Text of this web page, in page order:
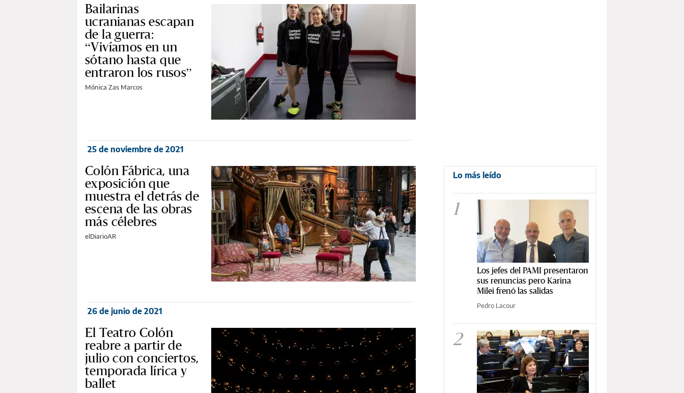
Bailarinas
ucranianas escapan
de la guerra:
“Vivíamos en un
sótano hasta que
entraron los rusos”
Mónica Zas Marcos
25 de noviembre de 2021
Colón Fábrica, una
exposición que
muestra el detrás de
escena de las obras
más célebres
elDiarioAR
26 de junio de 2021
El Teatro Colón
reabre a partir de
julio con conciertos,
temporada lírica y
ballet
Lo más leído
1
Los jefes del PAMI presentaron
sus renuncias pero Karina
Milei frenó las salidas
Pedro Lacour
2